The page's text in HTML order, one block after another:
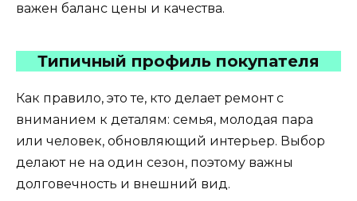
важен баланс цены и качества.
Типичный профиль покупателя
Как правило, это те, кто делает ремонт с
вниманием к деталям: семья, молодая пара
или человек, обновляющий интерьер. Выбор
делают не на один сезон, поэтому важны
долговечность и внешний вид.